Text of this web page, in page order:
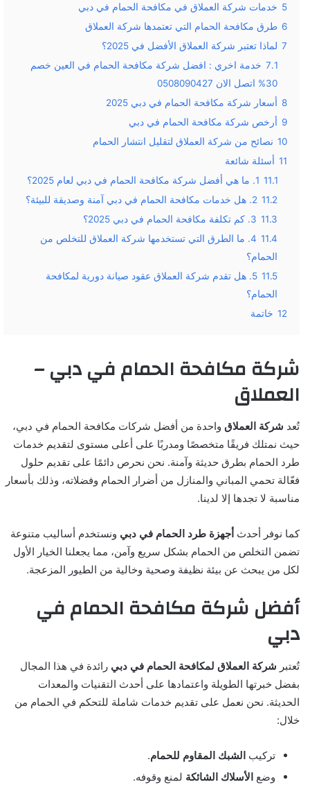
5 خدمات شركة العملاق في مكافحة الحمام في دبي
6 طرق مكافحة الحمام التي تعتمدها شركة العملاق
7 لماذا تعتبر شركة العملاق الأفضل في 2025؟
7.1 خدمة اخري : افضل شركة مكافحة الحمام في العين خصم
30% اتصل الان 0508090427
8 أسعار شركة مكافحة الحمام في دبي 2025
9 أرخص شركة مكافحة الحمام في دبي
10 نصائح من شركة العملاق لتقليل انتشار الحمام
11 أسئلة شائعة
11.1 1. ما هي أفضل شركة مكافحة الحمام في دبي لعام 2025؟
11.2 2. هل خدمات مكافحة الحمام في دبي آمنة وصديقة للبيئة؟
11.3 3. كم تكلفة مكافحة الحمام في دبي 2025؟
11.4
4. ما الطرق التي تستخدمها شركة العملاق للتخلص من
الحمام؟
11.5
5. هل تقدم شركة العملاق عقود صيانة دورية لمكافحة
الحمام؟
12 خاتمة
شركة مكافحة الحمام في دبي –
العملاق
تُعد شركة العملاق واحدة من أفضل شركات مكافحة الحمام في دبي،
حيث نمتلك فريقًا متخصصًا ومدربًا على أعلى مستوى لتقديم خدمات
طرد الحمام بطرق حديثة وآمنة. نحن نحرص دائمًا على تقديم حلول
فعّالة تحمي المباني والمنازل من أضرار الحمام وفضلاته، وذلك بأسعار
مناسبة لا تجدها إلا لدينا.
كما نوفر أحدث أجهزة طرد الحمام في دبي ونستخدم أساليب متنوعة
تضمن التخلص من الحمام بشكل سريع وآمن، مما يجعلنا الخيار الأول
لكل من يبحث عن بيئة نظيفة وصحية وخالية من الطيور المزعجة.
أفضل شركة مكافحة الحمام في
دبي
تُعتبر شركة العملاق لمكافحة الحمام في دبي رائدة في هذا المجال
بفضل خبرتها الطويلة واعتمادها على أحدث التقنيات والمعدات
الحديثة. نحن نعمل على تقديم خدمات شاملة للتحكم في الحمام من
خلال:
تركيب الشبك المقاوم للحمام.
وضع الأسلاك الشائكة لمنع وقوفه.